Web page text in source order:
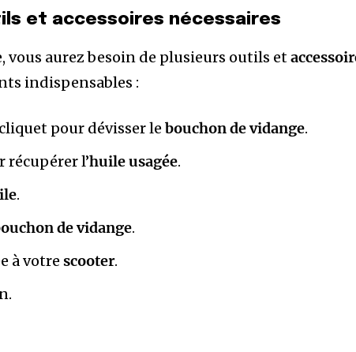
et accessoires nécessaires
vous aurez besoin de plusieurs outils et
indispensables :
pour dévisser lebouchon de vidange.
récupérer l’huile usagée.
.
de vidange.
à votrescooter.